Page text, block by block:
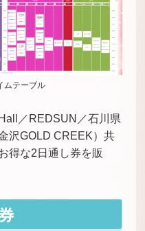
ムテーブル
／REDSUN／石川県
沢GOLD CREEK）共
得な2日通し券を販